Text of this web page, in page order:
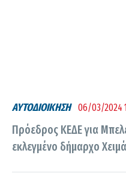
ΑΥΤΟΔΙΟΙΚΗΣΗ 06/03/2024
Πρόεδρος ΚΕΔΕ για
εκλεγμένο δήμαρχο